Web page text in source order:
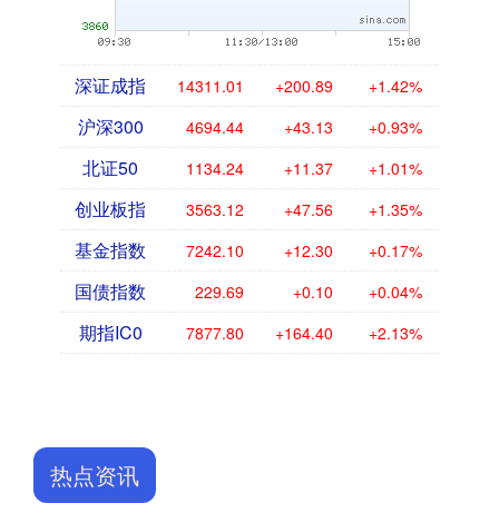
深证成指 14311.01 +200.89 +1.42%
沪深300 4694.44 +43.13 +0.93%
北证50 1134.24 +11.37 +1.01%
创业板指 3563.12 +47.56 +1.35%
基金指数 7242.10 +12.30 +0.17%
国债指数 229.69 +0.10 +0.04%
期指IC0 7877.80 +164.40 +2.13%
热点资讯